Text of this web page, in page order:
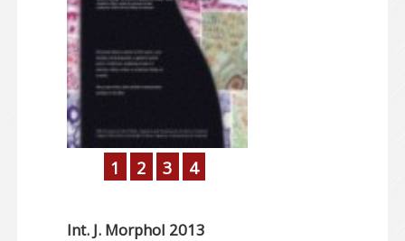
1 2 3 4
Int. J. Morphol 2013